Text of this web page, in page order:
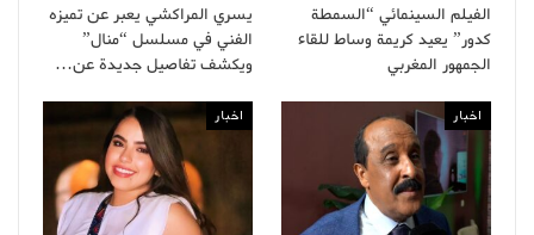
الفيلم السينمائي “السمطة
كدور” يعيد كريمة وساط للقاء
الجمهور المغربي
يسري المراكشي يعبر عن تميزه
الفني في مسلسل “منال”
ويكشف تفاصيل جديدة عن…
اخبار اخبار